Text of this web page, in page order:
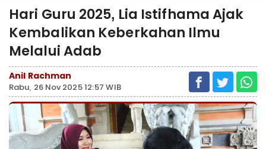
Hari Guru 2025, Lia Istifhama Ajak
Kembalikan Keberkahan Ilmu
Melalui Adab
Anil Rachman
Rabu, 26 Nov 2025 12:57 WIB